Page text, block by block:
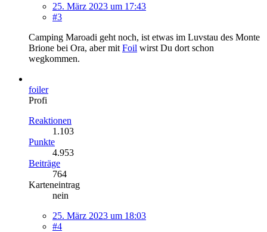
25. März 2023 um 17:43
#3
Camping Maroadi geht noch, ist etwas im Luvstau des Monte
Brione bei Ora, aber mit Foil wirst Du dort schon
wegkommen.
foiler
Profi
Reaktionen
1.103
Punkte
4.953
Beiträge
764
Karteneintrag
nein
25. März 2023 um 18:03
#4